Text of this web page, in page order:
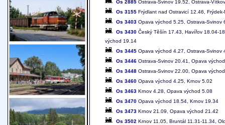
Os 2885 Ostrava-Svinov 19.52, Ostrava-
Os 3155 Frýdlant nad Ostravicí 12.46,
Os 3403 Opava východ 5.25, Ostrava-Svinov
Os 3430 Český Těšín 17.43, Havířov 18.04-
východ 19.14
Os 3445 Opava východ 4.27, Ostrava-Svinov
Os 3446 Ostrava-Svinov 20.41, Opava
Os 3448 Ostrava-Svinov 22.00, Opava
Os 3460 Opava východ 4.25, Krnov 5.02
Os 3463 Krnov 4.28, Opava východ 5.08
Os 3470 Opava východ 18.54, Krnov 19.34
Os 3473 Krnov 21.09, Opava východ 21.42
Os 3502 Krnov 11.05, Bruntál 11.31-11.34,